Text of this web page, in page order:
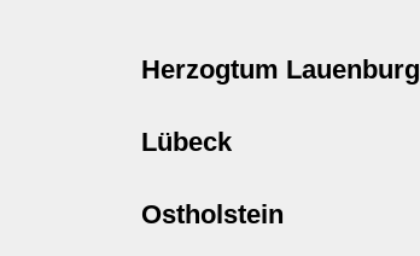
Herzogtum Lauenburg
Lübeck
Ostholstein